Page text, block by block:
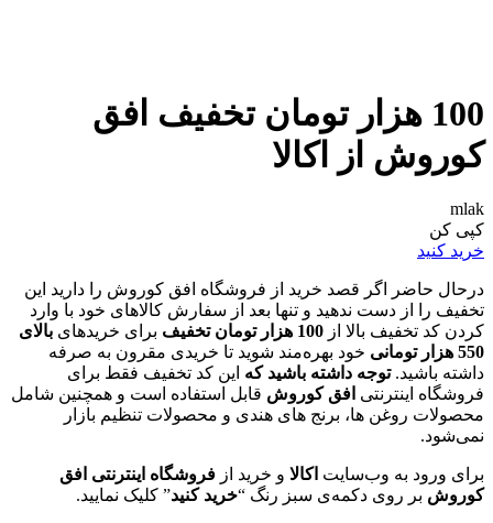
100 هزار تومان تخفیف افق
کوروش از اکالا
mlak
کپی کن
خرید کنید
درحال حاضر اگر قصد خرید از فروشگاه افق کوروش را دارید این
تخفیف را از دست ندهید و تنها بعد از سفارش کالاهای خود با وارد
کردن کد تخفیف بالا از 100 هزار تومان تخفیف برای خریدهای بالای
550 هزار تومانی
خود بهره‌مند شوید تا خریدی مقرون به صرفه
داشته باشید.توجه داشته باشید که این کد تخفیف فقط برای
فروشگاه اینترنتی افق کوروش قابل استفاده است و همچنین شامل
محصولات روغن ها، برنج های هندی و محصولات تنظیم بازار
نمی‌شود.
برای ورود به وب‌سایت اکالا و خرید از فروشگاه اینترنتی افق
کوروش بر روی دکمه‌ی سبز رنگ “خرید کنید” کلیک نمایید.